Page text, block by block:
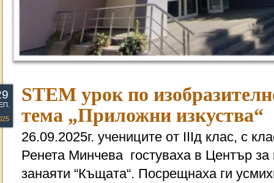
STEM урок по
тема „Приложни изкуства“
26.09.2025г. учениците от IIIд клас, с
Ренета Минчева гостуваха в Център за
занаяти “Къщата“. Посрещнаха ги